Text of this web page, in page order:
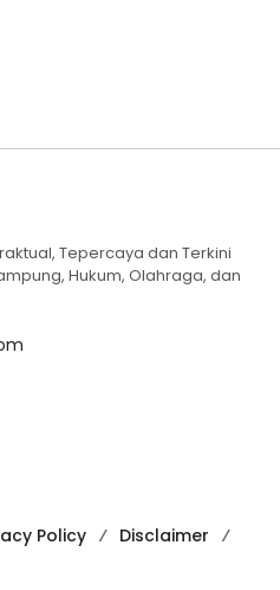
Tepercaya dan Terkini
Hukum, Olahraga, dan
Policy
Disclaimer